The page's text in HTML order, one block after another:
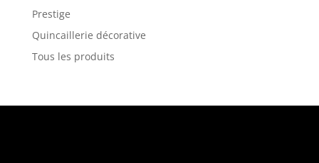
Prestige
Quincaillerie décorative
Tous les produits